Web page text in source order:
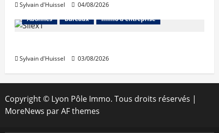
Sylvain d'Huissel
04/08/2026
Abonnés
Bureaux Immo d'entreprise
Sylvain d'Huissel 03/08/2026
Copyright © Lyon Pôle Immo. Tous droits réservés |
MoreNews par AF themes